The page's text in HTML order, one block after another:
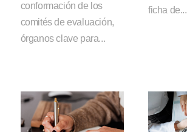
conformación de los
comités de evaluación,
órganos clave para...
ficha de...